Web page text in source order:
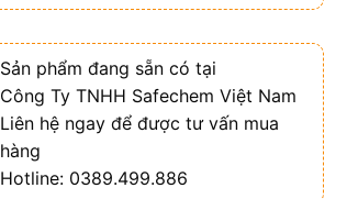
Sản phẩm đang sẵn có tại
Công Ty TNHH Safechem Việt Nam
Liên hệ ngay để được tư vấn mua
hàng
Hotline: 0389.499.886